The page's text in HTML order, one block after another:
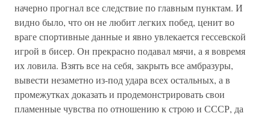
начерно прогнал все следствие по главным пунктам. И
видно было, что он не любит легких побед, ценит во
враге спортивные данные и явно увлекается гессевской
игрой в бисер. Он прекрасно подавал мячи, а я вовремя
их ловила. Взять все на себя, закрыть все амбразуры,
вывести незаметно из-под удара всех остальных, а в
промежутках доказать и продемонстрировать свои
пламенные чувства по отношению к строю и СССР, да